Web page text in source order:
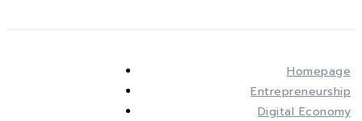
Homepage
Entrepreneurship
Digital Economy